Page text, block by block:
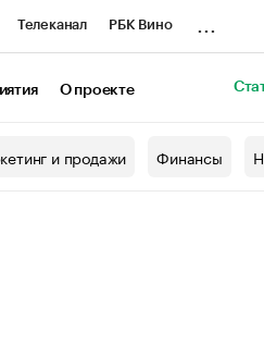
Телеканал РБК Вино
О проекте
и продажи Финансы